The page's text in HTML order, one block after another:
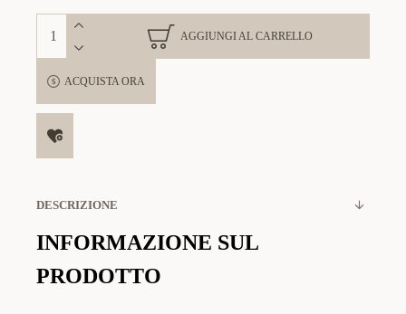
AGGIUNGI AL CARRELLO
ACQUISTA ORA
DESCRIZIONE
INFORMAZIONE SUL
PRODOTTO